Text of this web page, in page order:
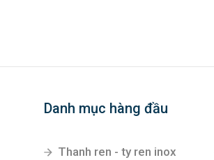
Danh mục hàng đầu
Thanh ren - ty ren inox